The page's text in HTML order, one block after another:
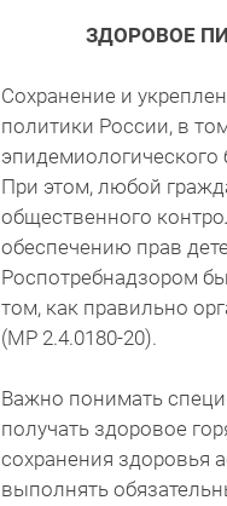
ЗДОРОВОЕ
Сохранение и
политики России, в
эпидемиологического
При этом, любой
общественного
обеспечению прав
Роспотребнадзором
том, как правильно
(МР 2.4.0180-20).
Важно понимать
получать здоровое
сохранения здоровья
выполнять